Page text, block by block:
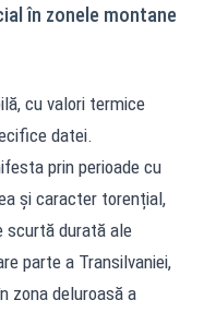
în zonele montane
cu valori termice
datei.
prin perioade cu
și caracter torențial,
scurtă durată ale
parte a Transilvaniei,
zona deluroasă a